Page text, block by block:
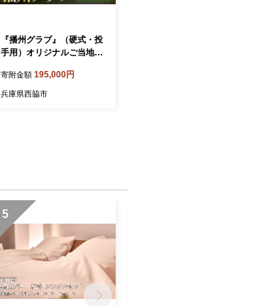
『播州グラブ』（硬式・投
手用）オリジナルご当地グ
95-3） 硬式グラブ 硬式用
グローブ グラブ 野球 野球
寄附金額 195,000円
兵庫県西脇市
5